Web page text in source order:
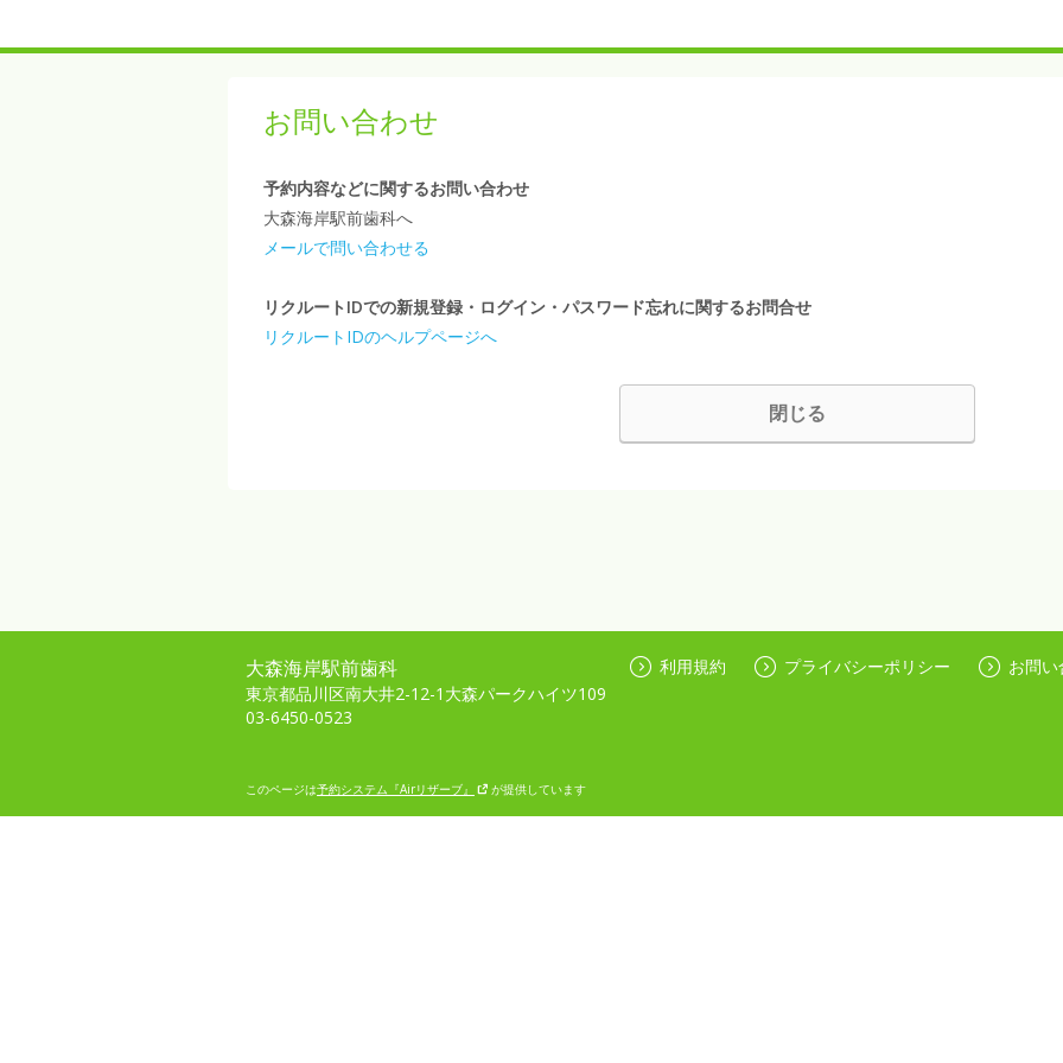
お問い合わせ
予約内容などに関するお問い合わせ
大森海岸駅前歯科へ
メールで問い合わせる
リクルートIDでの新規登録・ログイン・パスワード忘れに関するお問合せ
リクルートIDのヘルプページへ
閉じる
大森海岸駅前歯科
東京都品川区南大井2-12-1大森パークハイツ109
03-6450-0523
利用規約 プライバシーポリシー お問
このページは予約システム『Airリザーブ』 が提供しています